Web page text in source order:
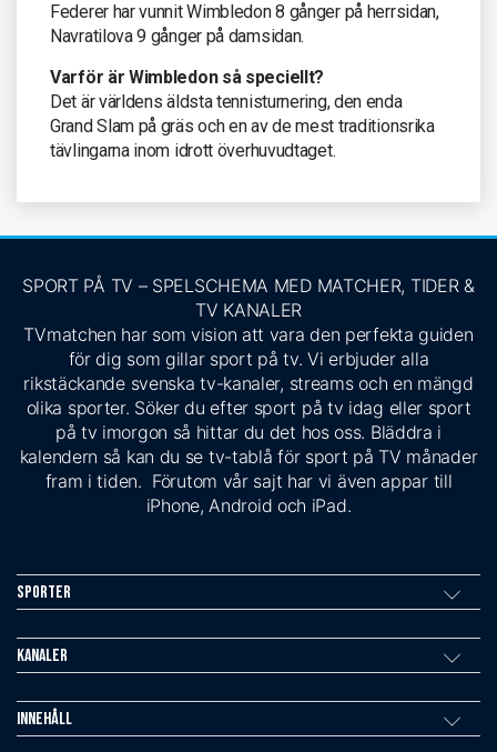
Federer har vunnit Wimbledon 8 gånger på herrsidan,
Navratilova 9 gånger på damsidan.
Varför är Wimbledon så speciellt?
Det är världens äldsta tennisturnering, den enda
Grand Slam på gräs och en av de mest traditionsrika
tävlingarna inom idrott överhuvudtaget.
SPORT PÅ TV – SPELSCHEMA MED MATCHER, TIDER &
TV KANALER
TVmatchen har som vision att vara den perfekta guiden
för dig som gillar sport på tv. Vi erbjuder alla
rikstäckande svenska tv-kanaler, streams och en mängd
olika sporter. Söker du efter sport på tv idag eller sport
på tv imorgon så hittar du det hos oss. Bläddra i
kalendern så kan du se tv-tablå för sport på TV månader
fram i tiden. Förutom vår sajt har vi även appar till
iPhone, Android och iPad.
Sporter
Kanaler
Innehåll